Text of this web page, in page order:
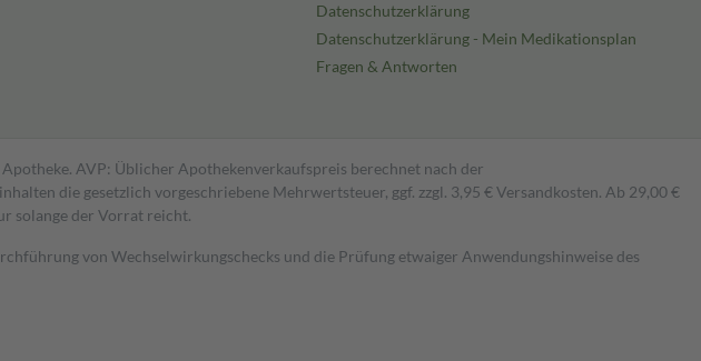
Datenschutzerklärung
Datenschutzerklärung - Mein Medikationsplan
Fragen & Antworten
AVP: Üblicher Apothekenverkaufspreis berechnet nach der
die gesetzlich vorgeschriebene Mehrwertsteuer, ggf. zzgl. 3,95 € Versandkosten. Ab 29,00 €
solange der Vorrat reicht.
von Wechselwirkungschecks und die Prüfung etwaiger Anwendungshinweise des